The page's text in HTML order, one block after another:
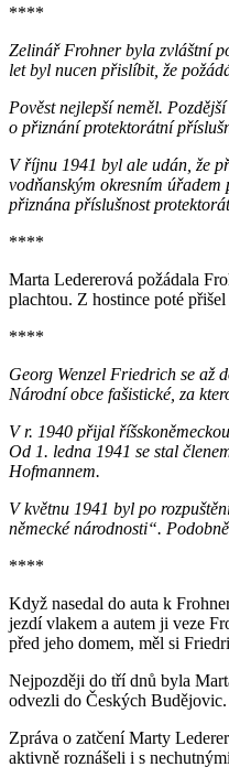
****
Zelinář Frohner byla zvláštní
let byl nucen přislíbit, že
Pověst nejlepší neměl.
o přiznání protektorátní
V říjnu 1941 byl ale udán, že
vodňanským okresním
přiznána příslušnost
****
Marta Ledererová požádala
plachtou. Z hostince poté
****
Georg Wenzel Friedrich se až
Národní obce fašistické, za
V r. 1940 přijal
Od 1. ledna 1941 se stal
Hofmannem.
V květnu 1941 byl po
německé národnosti“.
****
Když nasedal do auta k
jezdí vlakem a autem ji veze
před jeho domem, měl si
Nejpozději do tří dnů byla
odvezli do Českých
Zpráva o zatčení Marty
aktivně roznášeli i s